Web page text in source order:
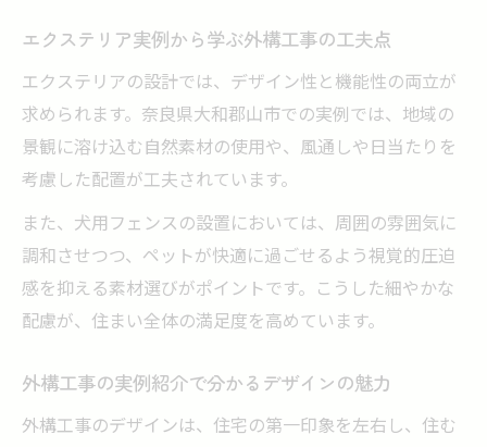
エクステリア実例から学ぶ外構工事の工夫点
エクステリアの設計では、デザイン性と機能性の両立が
求められます。奈良県大和郡山市での実例では、地域の
景観に溶け込む自然素材の使用や、風通しや日当たりを
考慮した配置が工夫されています。
また、犬用フェンスの設置においては、周囲の雰囲気に
調和させつつ、ペットが快適に過ごせるよう視覚的圧迫
感を抑える素材選びがポイントです。こうした細やかな
配慮が、住まい全体の満足度を高めています。
外構工事の実例紹介で分かるデザインの魅力
外構工事のデザインは、住宅の第一印象を左右し、住む